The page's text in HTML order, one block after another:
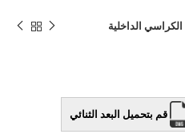
الكراسي الداخلية
قم بتحميل البعد الثنائي